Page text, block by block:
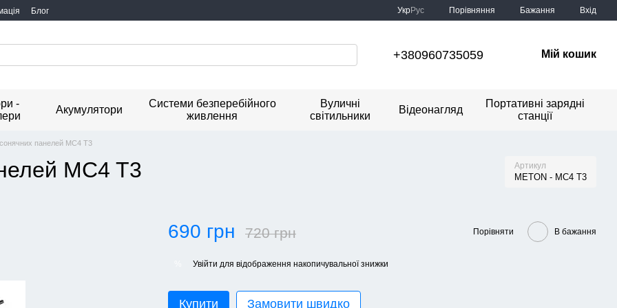
Блог УкрРус Порівняння Бажання Вхід
+380960735059 Мій кошик
-
Акумулятори
Системи безперебійного
живлення
Вуличні
світильники
Відеонагляд
Портативні зарядні
станції
панелей MC4 T3
MC4 T3 Артикул
METON - MC4 T3
690 грн 720 грн Порівняти В бажання
Увійти для відображення накопичувальної знижки
Купити Замовити швидко